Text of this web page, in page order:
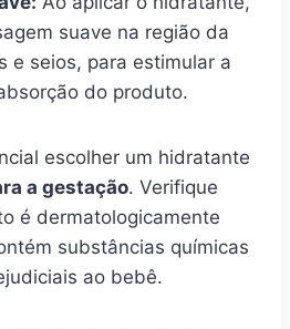
suave na região da
e seios, para estimular a
do produto.
escolher um hidratante
a gestação. Verifique
é dermatologicamente
substâncias químicas
ao bebê.